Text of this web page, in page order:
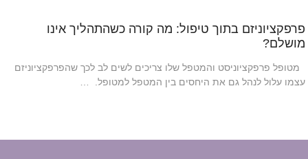
פרפקציוניזם בתוך טיפול: מה קורה כשהתהליך אינו
מושלם?
מטופל פרפקציוניסט והמטפל שלו צריכים לשים לב לכך שהפרפקציוניזם
עצמו עלול לנהל גם את היחסים בין המטפל למטופל. …